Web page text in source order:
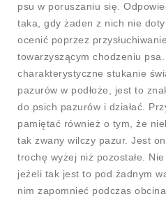
psu w poruszaniu się.
taka, gdy żaden z nich nie
ocenić poprzez
towarzyszącym chodzeniu psa.
charakterystyczne stukanie
pazurów w podłoże, jest to
do psich pazurów i działać.
pamiętać również o tym, że
tak zwany wilczy pazur. Jest
trochę wyżej niż pozostałe.
jeżeli tak jest to pod żadnym
nim zapomnieć podczas